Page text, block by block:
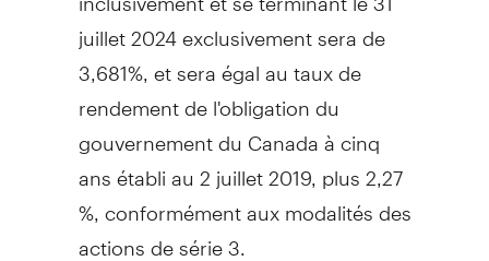
juillet 2024 exclusivement sera de
3,681%, et sera égal au taux de
rendement de l'obligation du
gouvernement du Canadaà cinq
ans établi au 2 juillet 2019, plus 2,27
%, conformément aux modalités des
actions de série 3.